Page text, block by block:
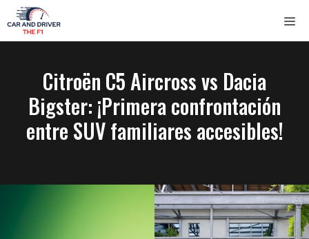
Saltar
al
contenido
Citroën C5 Aircross vs Dacia
Bigster: ¡Primera confrontación
entre SUV familiares accesibles!